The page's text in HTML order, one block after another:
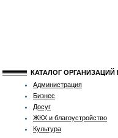
КАТАЛОГ
Администрация
Бизнес
Досуг
ЖКХ и благоустройство
Культура